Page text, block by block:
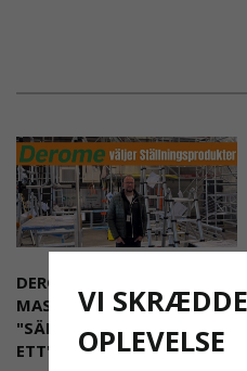
DEROME
MASKINUTHYRNING -
"SÄKERHET ÄR ALLTID PRIO
ETT"
VI
OPLEVELSE